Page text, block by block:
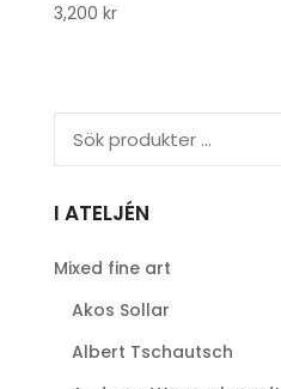
3,200 kr
I ATELJÉN
Mixed fine art
Akos Sollar
Albert Tschautsch